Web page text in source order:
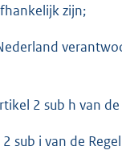
zijn;
2 sub h van de
sub i van de